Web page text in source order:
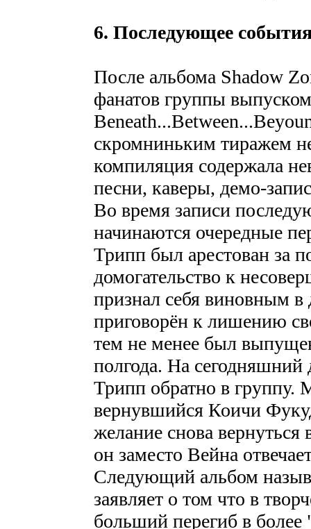
6. Последующее
После альбома Shadow
фанатов группы
скромниньким тиражем
компиляция содержала
песни, каверы, демо-
Во время записи
начинаются очередные
Трипп был арестован за
домогательство к
признал себя виновным
приговорён к лишению
тем не менее был
полгода. На сегодняшний
Трипп обратно в группу.
вернувшийся Коичи
желание снова
он заместо Вейна
Следующий альбом
заявляет о том что в
больший перегиб в